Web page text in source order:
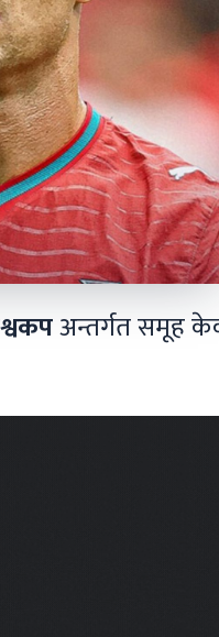
अन्तर्गत समूह